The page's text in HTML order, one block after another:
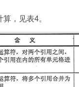
，见表4。